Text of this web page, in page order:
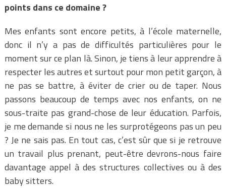
points dans ce domaine ?
Mes enfants sont encore petits, à l’école maternelle,
donc il n’y a pas de difficultés particulières pour le
moment sur ce plan là. Sinon, je tiens à leur apprendre à
respecter les autres et surtout pour mon petit garçon, à
ne pas se battre, à éviter de crier ou de taper. Nous
passons beaucoup de temps avec nos enfants, on ne
sous-traite pas grand-chose de leur éducation. Parfois,
je me demande si nous ne les surprotégeons pas un peu
? Je ne sais pas. En tout cas, c’est sûr que si je retrouve
un travail plus prenant, peut-être devrons-nous faire
davantage appel à des structures collectives ou à des
baby sitters.